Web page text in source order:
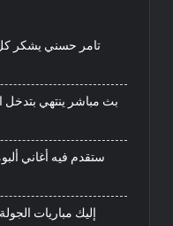
تامر حسني يشكر كل
بث مباشر ينتهي بتدخل
ستقدم فيه أغاني
إليك مباريات